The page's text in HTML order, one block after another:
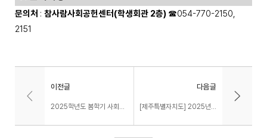
문의처 : 참사람사회공헌센터 (학생회관 2층) ☎054-770-2150,
2151
이전글
2025학년도 봄학기 사회봉사활동1(구. 행복나눔봉사) 교과목 이수 안내
다음글
[제주특별자치도] 2025년 상반기 학자금대출이자지원 안내